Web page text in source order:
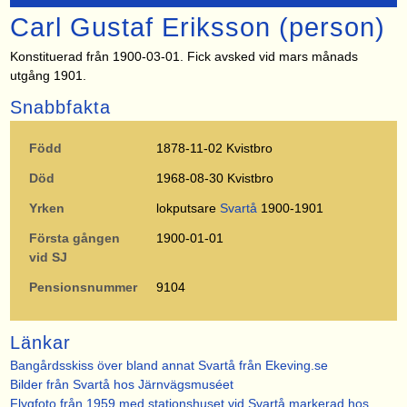
Carl Gustaf Eriksson (person)
Konstituerad från 1900-03-01. Fick avsked vid mars månads
utgång 1901.
Snabbfakta
Född 1878-11-02 Kvistbro
Död 1968-08-30 Kvistbro
Yrken lokputsare Svartå 1900-1901
Första gången
vid SJ
1900-01-01
Pensionsnummer 9104
Länkar
Bangårdsskiss över bland annat Svartå från Ekeving.se
Bilder från Svartå hos Järnvägsmuséet
Flygfoto från 1959 med stationshuset vid Svartå markerad hos